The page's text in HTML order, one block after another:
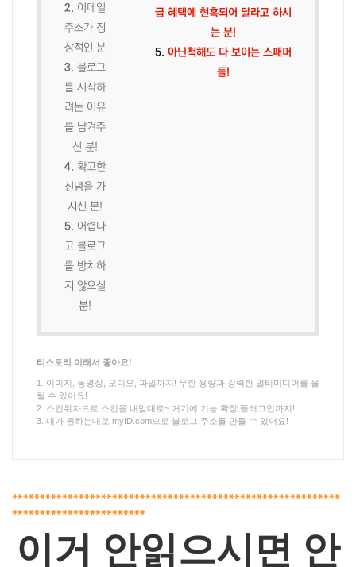
2. 이메일
주소가 정
상적인 분
3. 블로그
를 시작하
려는 이유
를 남겨주
신 분!
4. 확고한
신념을 가
지신 분!
5. 어렵다
고 블로그
를 방치하
지 않으실
분!
급 혜택에 현혹되어 달라고 하시
는 분!
5. 아닌척해도 다 보이는 스패머
들!
티스토리 이래서 좋아요!
1. 이미지, 동영상, 오디오, 파일까지! 무한 용량과 강력한 멀티미디어를 올
릴 수 있어요!
2. 스킨위자드로 스킨을 내맘대로~ 거기에 기능 확장 플러그인까지!
3. 내가 원하는대로 myID.com으로 블로그 주소를 만들 수 있어요!
***********************************************************
************************
이거 안읽으시면 안